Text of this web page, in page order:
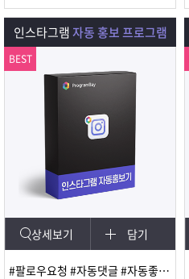
인스타그램자동 홍보 프로그램
상세보기 담기
#팔로우요청 #자동댓글 #자동좋아요 #SNS마케팅
BEST